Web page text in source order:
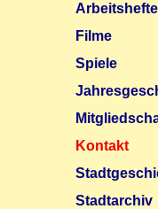
Arbeitshefte
Filme
Spiele
Kontakt
Stadtarchiv